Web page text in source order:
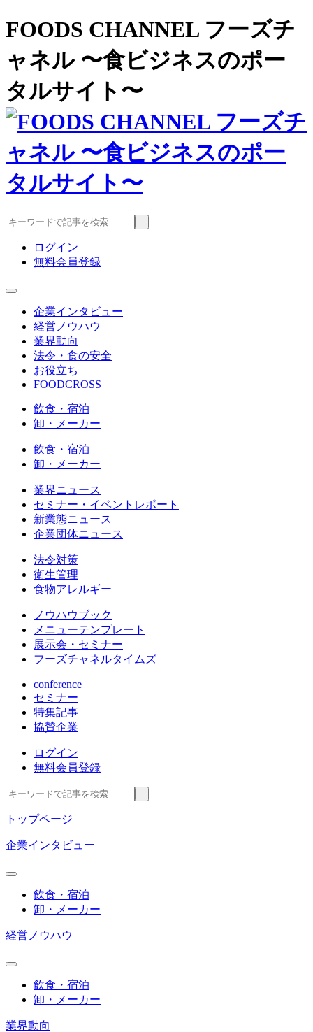
FOODS CHANNEL フーズチ
ャネル 〜食ビジネスのポー
タルサイト〜
ログイン
無料会員登録
企業インタビュー
経営ノウハウ
業界動向
法令・食の安全
お役立ち
FOODCROSS
飲食・宿泊
卸・メーカー
飲食・宿泊
卸・メーカー
業界ニュース
セミナー・イベントレポート
新業態ニュース
企業団体ニュース
法令対策
衛生管理
食物アレルギー
ノウハウブック
メニューテンプレート
展示会・セミナー
フーズチャネルタイムズ
conference
セミナー
特集記事
協賛企業
ログイン
無料会員登録
トップページ
企業インタビュー
飲食・宿泊
卸・メーカー
経営ノウハウ
飲食・宿泊
卸・メーカー
業界動向